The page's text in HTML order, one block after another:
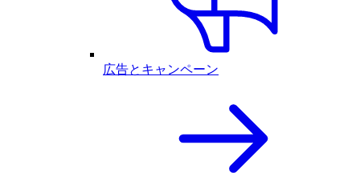
広告とキャンペーン